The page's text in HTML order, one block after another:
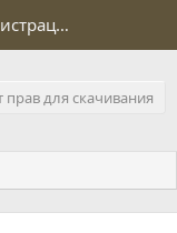
Регистрация
прав для скачивания